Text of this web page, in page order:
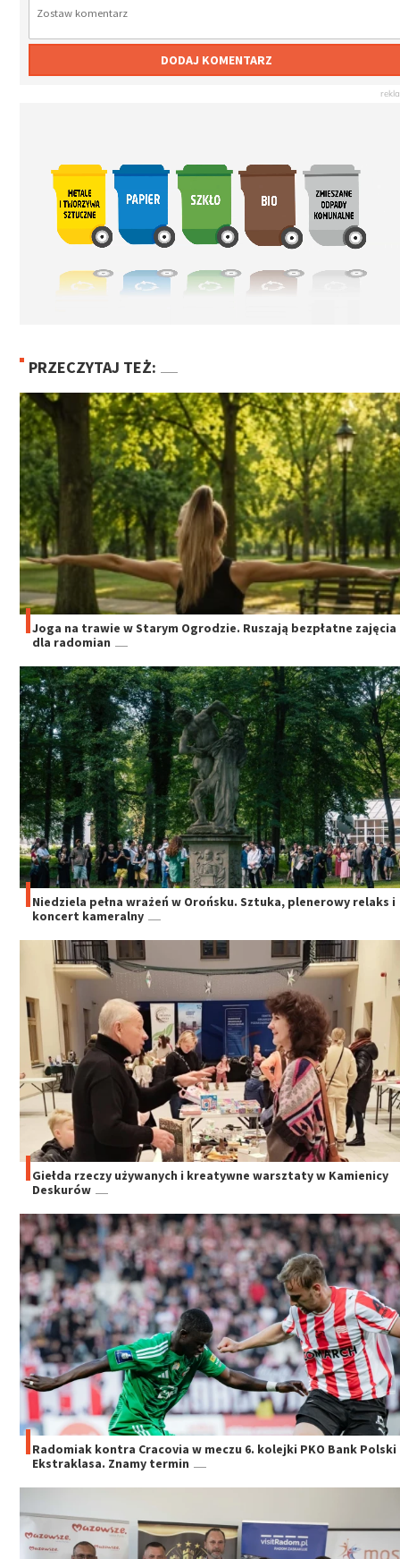
DODAJ KOMENTARZ
PRZECZYTAJ TEŻ:
Joga na trawie w Starym Ogrodzie. Ruszają bezpłatne zajęcia
dla radomian
Niedziela pełna wrażeń w Orońsku. Sztuka, plenerowy relaks i
koncert kameralny
Giełda rzeczy używanych i kreatywne warsztaty w Kamienicy
Deskurów
Radomiak kontra Cracovia w meczu 6. kolejki PKO Bank Polski
Ekstraklasa. Znamy termin